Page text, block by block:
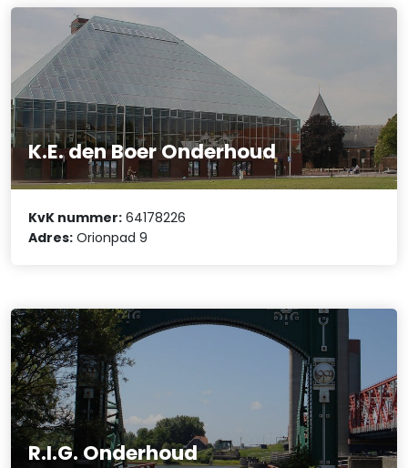
K.E. den Boer Onderhoud
KvK nummer: 64178226
Adres: Orionpad 9
R.I.G. Onderhoud